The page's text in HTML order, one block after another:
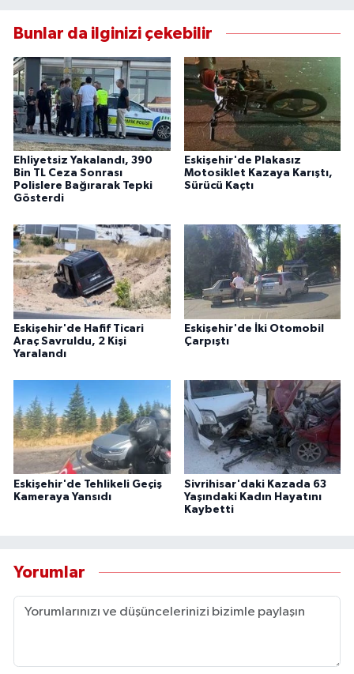
Bunlar da ilginizi çekebilir
Ehliyetsiz Yakalandı, 390
Bin TL Ceza Sonrası
Polislere Bağırarak Tepki
Gösterdi
Eskişehir'de Plakasız
Motosiklet Kazaya Karıştı,
Sürücü Kaçtı
Eskişehir'de Hafif Ticari
Araç Savruldu, 2 Kişi
Yaralandı
Eskişehir'de İki Otomobil
Çarpıştı
Eskişehir'de Tehlikeli Geçiş
Kameraya Yansıdı
Sivrihisar'daki Kazada 63
Yaşındaki Kadın Hayatını
Kaybetti
Yorumlar